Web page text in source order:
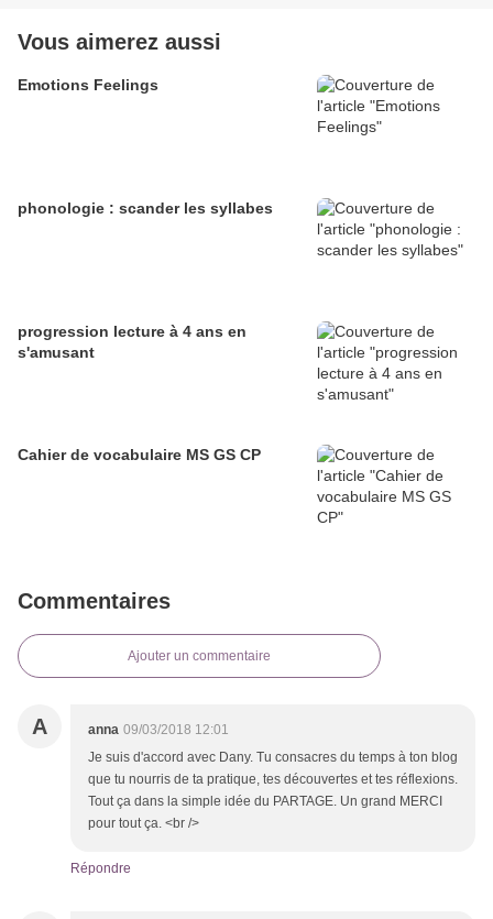
Vous aimerez aussi
Emotions Feelings
phonologie : scander les syllabes
progression lecture à 4 ans en
s'amusant
Cahier de vocabulaire MS GS CP
Commentaires
Ajouter un commentaire
A anna 09/03/2018 12:01
Je suis d'accord avec Dany. Tu consacres du temps à ton blog
que tu nourris de ta pratique, tes découvertes et tes réflexions.
Tout ça dans la simple idée du PARTAGE. Un grand MERCI
pour tout ça. <br />
Répondre